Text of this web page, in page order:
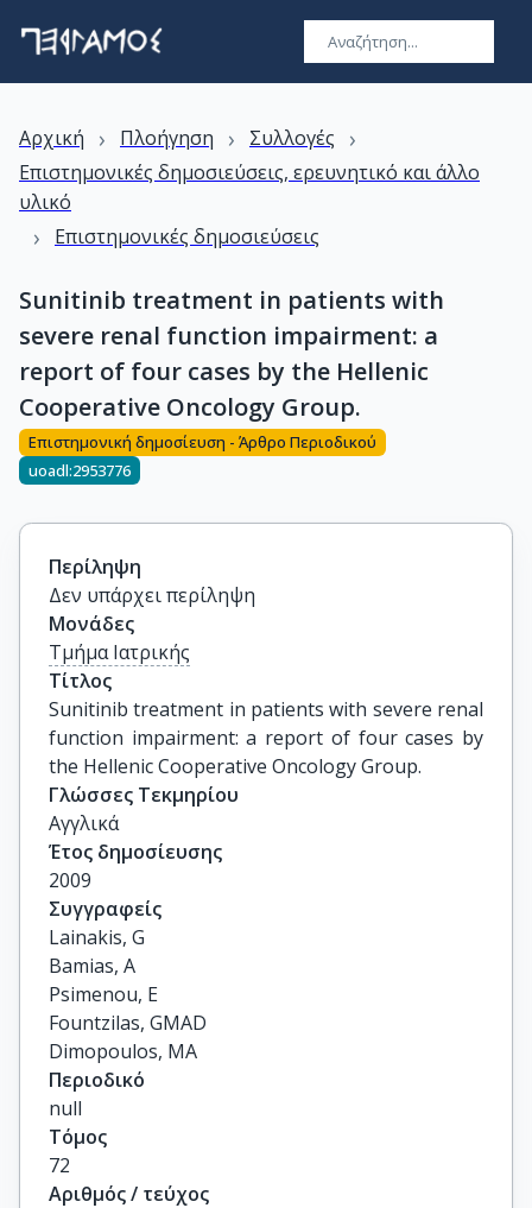
Αρχική › Πλοήγηση › Συλλογές ›
Επιστημονικές δημοσιεύσεις, ερευνητικό και άλλο
υλικό
› Επιστημονικές δημοσιεύσεις
Sunitinib treatment in patients with
severe renal function impairment: a
report of four cases by the Hellenic
Cooperative Oncology Group.
Επιστημονική δημοσίευση - Άρθρο Περιοδικού
uoadl:2953776
Περίληψη
Δεν υπάρχει περίληψη
Μονάδες
Τμήμα Ιατρικής
Τίτλος
Sunitinib treatment in patients with severe renal
function impairment: a report of four cases by
the Hellenic Cooperative Oncology Group.
Γλώσσες Τεκμηρίου
Αγγλικά
Έτος δημοσίευσης
2009
Συγγραφείς
Lainakis, G
Bamias, A
Psimenou, E
Fountzilas, GMAD
Dimopoulos, MA
Περιοδικό
null
Τόμος
72
Αριθμός / τεύχος